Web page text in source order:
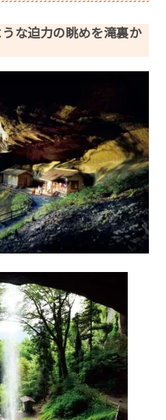
な迫力の眺めを滝裏か